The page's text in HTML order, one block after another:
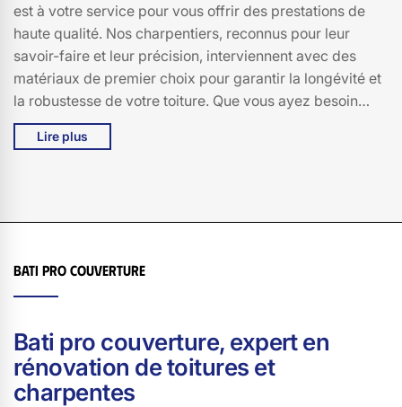
est à votre service pour vous offrir des prestations de
haute qualité. Nos charpentiers, reconnus pour leur
savoir-faire et leur précision, interviennent avec des
matériaux de premier choix pour garantir la longévité et
la robustesse de votre toiture. Que vous ayez besoin
d'une rénovation, d'une réparation ou d'une construction
neuve, Bati pro couverture s'engage à vous fournir des
innovation dans vos travaux de charpente.
Lire plus
Bati pro couverture
Bati pro couverture, expert en
rénovation de toitures et
charpentes